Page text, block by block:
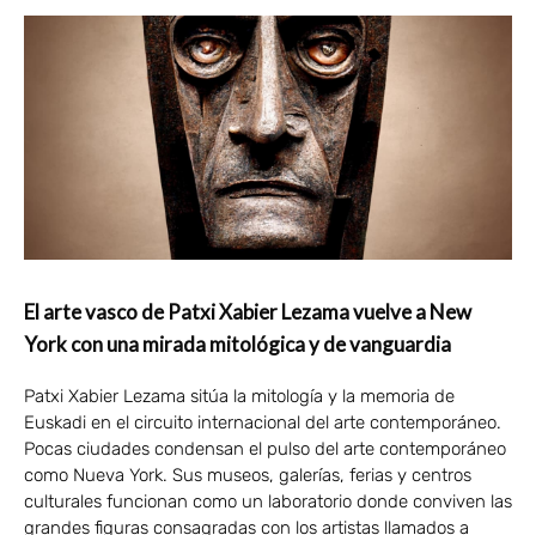
El arte vasco de Patxi Xabier Lezama vuelve a New
York con una mirada mitológica y de vanguardia
Patxi Xabier Lezama sitúa la mitología y la memoria de
Euskadi en el circuito internacional del arte contemporáneo.
Pocas ciudades condensan el pulso del arte contemporáneo
como Nueva York. Sus museos, galerías, ferias y centros
culturales funcionan como un laboratorio donde conviven las
grandes figuras consagradas con los artistas llamados a